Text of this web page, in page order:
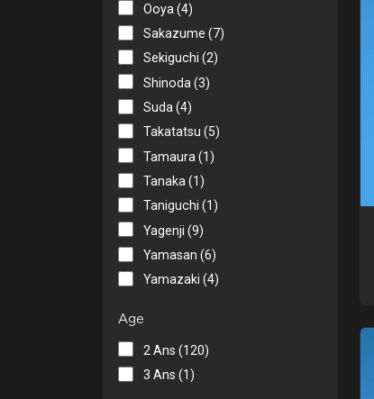
Ooya (4)
Sakazume (7)
Sekiguchi (2)
Shinoda (3)
Suda (4)
Takatatsu (5)
Tamaura (1)
Tanaka (1)
Taniguchi (1)
Yagenji (9)
Yamasan (6)
Yamazaki (4)
Age
2 Ans (120)
3 Ans (1)